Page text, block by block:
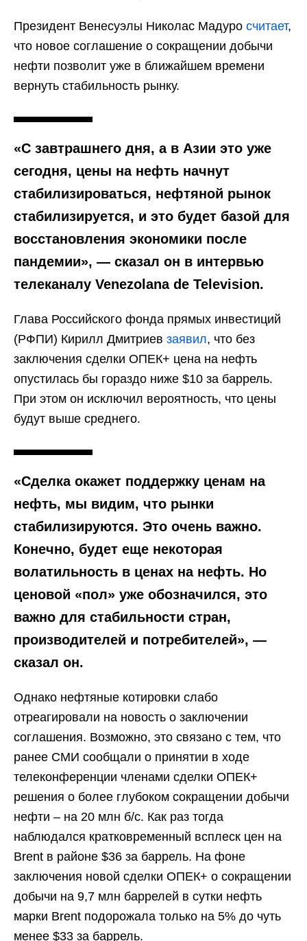
Президент Венесуэлы Николас Мадуро считает,
что новое соглашение о сокращении добычи
нефти позволит уже в ближайшем времени
вернуть стабильность рынку.
«С завтрашнего дня, а в Азии это уже
сегодня, цены на нефть начнут
стабилизироваться, нефтяной рынок
стабилизируется, и это будет базой для
восстановления экономики после
пандемии», — сказал он в интервью
телеканалу Venezolana de Television.
Глава Российского фонда прямых инвестиций
(РФПИ) Кирилл Дмитриев заявил, что без
заключения сделки ОПЕК+ цена на нефть
опустилась бы гораздо ниже $10 за баррель.
При этом он исключил вероятность, что цены
будут выше среднего.
«Сделка окажет поддержку ценам на
нефть, мы видим, что рынки
стабилизируются. Это очень важно.
Конечно, будет еще некоторая
волатильность в ценах на нефть. Но
ценовой «пол» уже обозначился, это
важно для стабильности стран,
производителей и потребителей», —
сказал он.
Однако нефтяные котировки слабо
отреагировали на новость о заключении
соглашения. Возможно, это связано с тем, что
ранее СМИ сообщали о принятии в ходе
телеконференции членами сделки ОПЕК+
решения о более глубоком сокращении добычи
нефти – на 20 млн б/с. Как раз тогда
наблюдался кратковременный всплеск цен на
Brent в районе $36 за баррель. На фоне
заключения новой сделки ОПЕК+ о сокращении
добычи на 9,7 млн баррелей в сутки нефть
марки Brent подорожала только на 5% до чуть
менее $33 за баррель.